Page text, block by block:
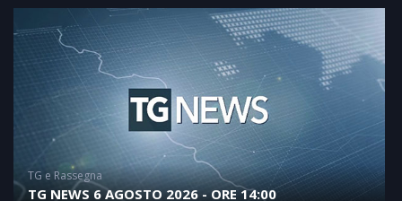
TG e Rassegna
TG NEWS 6 AGOSTO 2026 - ORE 14:00